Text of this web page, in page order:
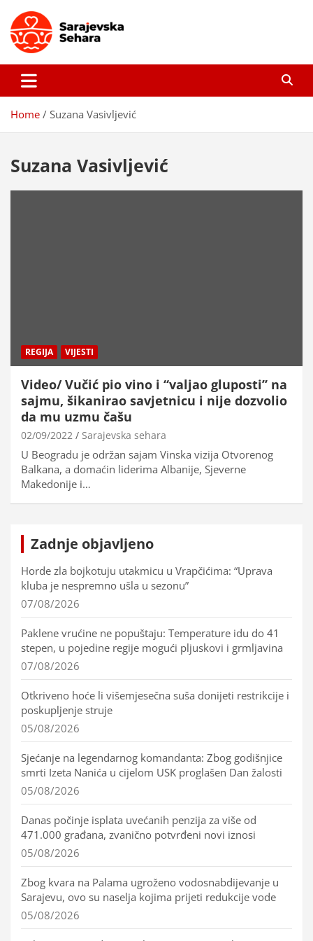
content
Sarajevska sehara
Home Suzana Vasivljević
Suzana Vasivljević
REGIJA VIJESTI
Video/ Vučić pio vino i “valjao gluposti” na
sajmu, šikanirao savjetnicu i nije dozvolio
da mu uzmu čašu
02/09/2022 Sarajevska sehara
U Beogradu je održan sajam Vinska vizija Otvorenog
Balkana, a domaćin liderima Albanije, Sjeverne
Makedonije i…
Zadnje objavljeno
Horde zla bojkotuju utakmicu u Vrapčićima: “Uprava
kluba je nespremno ušla u sezonu”
07/08/2026
Paklene vrućine ne popuštaju: Temperature idu do 41
stepen, u pojedine regije mogući pljuskovi i grmljavina
07/08/2026
Otkriveno hoće li višemjesečna suša donijeti restrikcije i
poskupljenje struje
05/08/2026
Sjećanje na legendarnog komandanta: Zbog godišnjice
smrti Izeta Nanića u cijelom USK proglašen Dan žalosti
05/08/2026
Danas počinje isplata uvećanih penzija za više od
471.000 građana, zvanično potvrđeni novi iznosi
05/08/2026
Zbog kvara na Palama ugroženo vodosnabdijevanje u
Sarajevu, ovo su naselja kojima prijeti redukcije vode
05/08/2026